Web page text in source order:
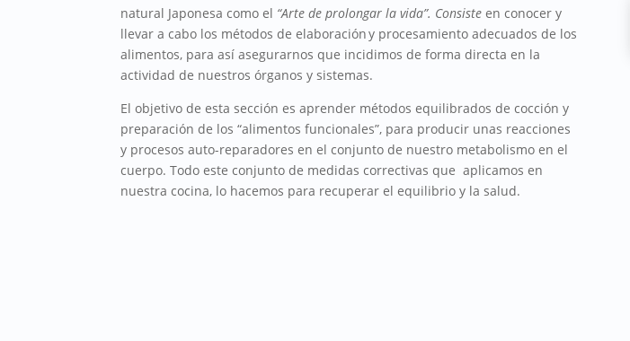
natural Japonesa como el “Arte de prolongar la vida”. Consiste en conocer y
llevar a cabo los métodos de elaboración y procesamiento adecuados de los
alimentos, para así asegurarnos que incidimos de forma directa en la
actividad de nuestros órganos y sistemas.
El objetivo de esta sección es aprender métodos equilibrados de cocción y
preparación de los “alimentos funcionales”, para producir unas reacciones
y procesos auto-reparadores en el conjunto de nuestro metabolismo en el
cuerpo. Todo este conjunto de medidas correctivas que aplicamos en
nuestra cocina, lo hacemos para recuperar el equilibrio y la salud.